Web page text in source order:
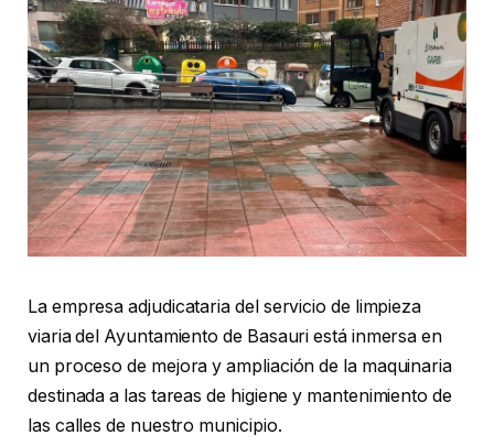
La empresa adjudicataria del servicio de limpieza
viaria del Ayuntamiento de Basauri está inmersa en
un proceso de mejora y ampliación de la maquinaria
destinada a las tareas de higiene y mantenimiento de
las calles de nuestro municipio.